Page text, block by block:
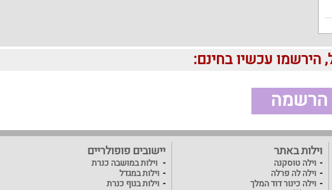
הרשמה
וילות באתר
וילה טוסקנה
וילה לה פרלה
וילה כינור דוד המלך
יישובים פופולריים
וילות במושבה כנרת
וילות במגדל
וילות בנוף כנרת